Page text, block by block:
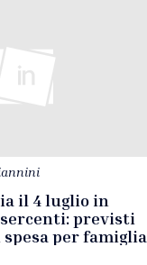
il 4 luglio in
previsti
spesa per famiglia